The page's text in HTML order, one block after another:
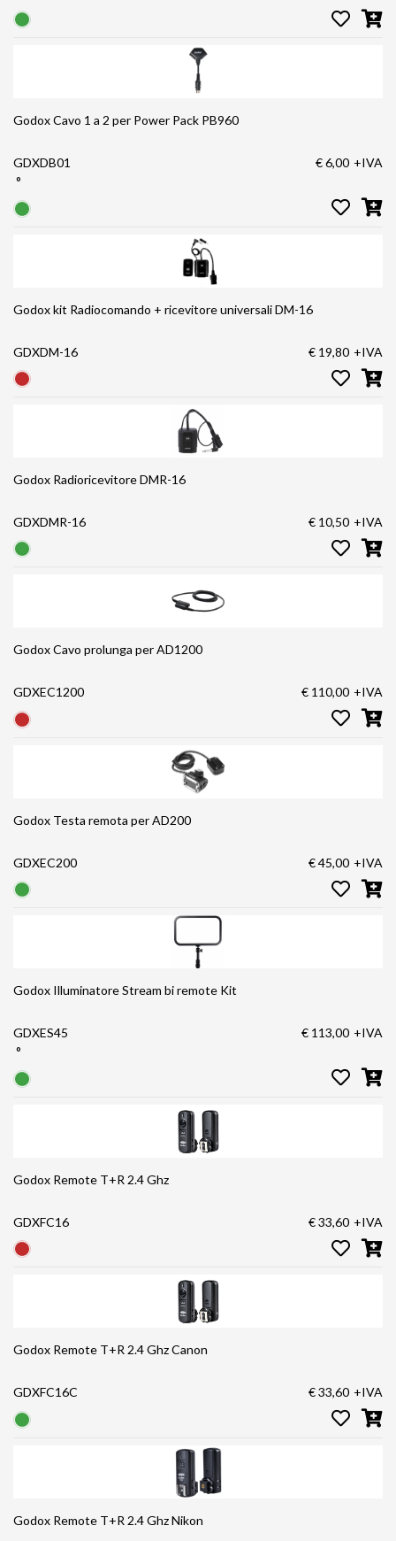
Godox Cavo 1 a 2 per Power Pack PB960
GDXDB01
°
€ 6,00 +IVA
Godox kit Radiocomando + ricevitore universali DM-16
GDXDM-16 € 19,80 +IVA
Godox Radioricevitore DMR-16
GDXDMR-16 € 10,50 +IVA
Godox Cavo prolunga per AD1200
GDXEC1200 € 110,00 +IVA
Godox Testa remota per AD200
GDXEC200 € 45,00 +IVA
Godox Illuminatore Stream bi remote Kit
GDXES45
°
€ 113,00 +IVA
Godox Remote T+R 2.4 Ghz
GDXFC16 € 33,60 +IVA
Godox Remote T+R 2.4 Ghz Canon
GDXFC16C € 33,60 +IVA
Godox Remote T+R 2.4 Ghz Nikon